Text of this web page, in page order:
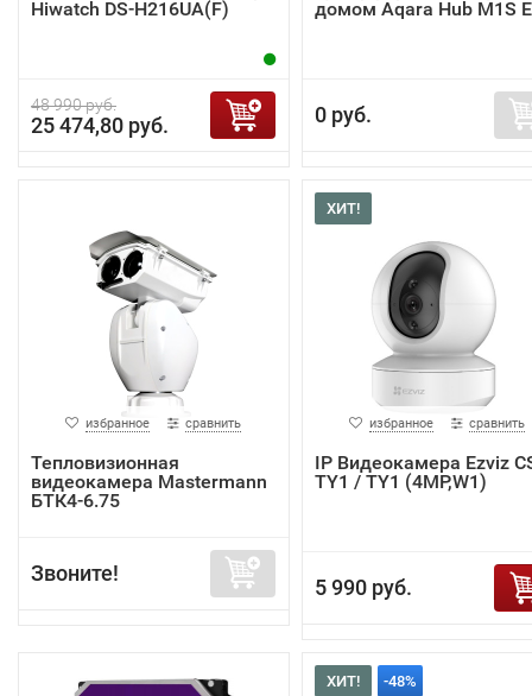
Hiwatch DS-H216UA(F)
48 990 руб.
25 474,80 руб.
домом Aqara Hub M1S
0 руб.
избранное сравнить
Тепловизионная
видеокамера Mastermann
БТК4-6.75
Звоните!
ХИТ!
избранное сравнить
IP Видеокамера Ezviz
TY1 / TY1 (4MP,W1)
5 990 руб.
ХИТ! -48%